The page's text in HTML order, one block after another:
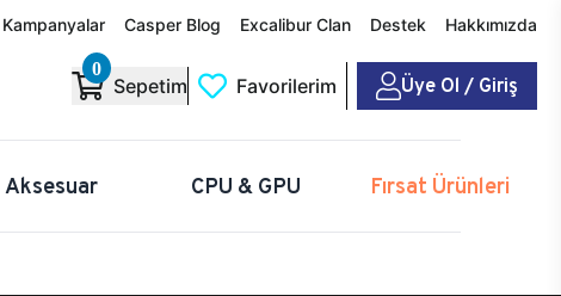
Kampanyalar Casper Blog Excalibur Clan Destek Hakkımızda
0
Sepetim Favorilerim Üye Ol / Giriş
Aksesuar CPU & GPU Fırsat Ürünleri